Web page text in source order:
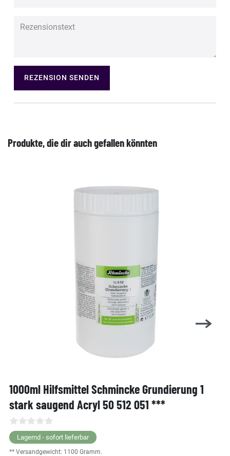
REZENSION SENDEN
Produkte, die dir auch gefallen könnten
1000ml Hilfsmittel Schmincke Grundierung 1
stark saugend Acryl 50 512 051 ***
Lagernd - sofort lieferbar
** Versandgewicht: 1100 Gramm.